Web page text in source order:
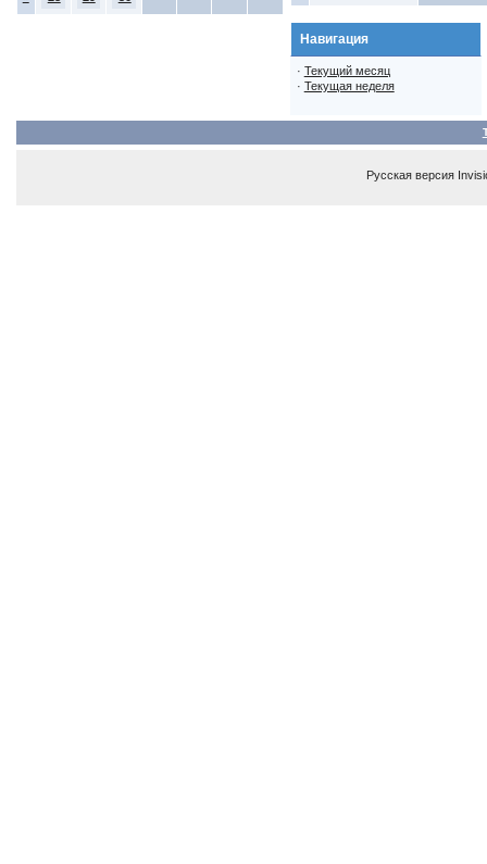
Навигация
· Текущий месяц
· Текущая неделя
Русская версия